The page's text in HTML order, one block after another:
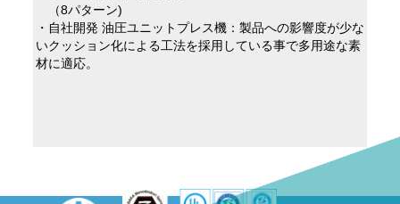
（8パターン)
・自社開発 油圧ユニットプレス機：製品への影響度が少な
いクッション化による工法を採用している事で多用途な素
材に適応。